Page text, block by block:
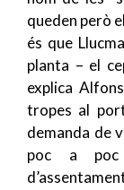
queden però
és que
planta – el
explica
tropes al
demanda de
poc a poc